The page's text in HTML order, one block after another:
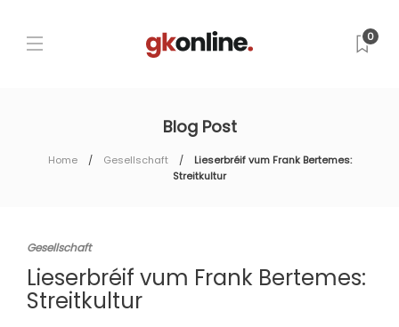
0
Blog Post
Home Gesellschaft
Lieserbréif vum Frank Bertemes:
Streitkultur
Gesellschaft
Lieserbréif vum Frank Bertemes:
Streitkultur